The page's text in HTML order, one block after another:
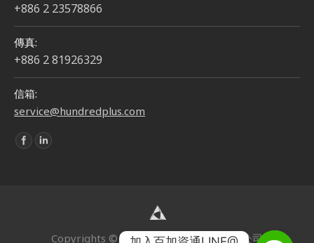
+886 2 23578866
傳真:
+886 2 81926329
信箱:
service@hundredplus.com
Find us on:
Copyrights © 2024 | 百加資通股份有限公司